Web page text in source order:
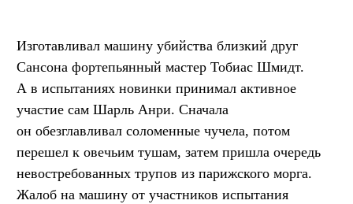
Изготавливал машину убийства близкий друг
Сансона фортепьянный мастер Тобиас Шмидт.
А в испытаниях новинки принимал активное
участие сам Шарль Анри. Сначала
он обезглавливал соломенные чучела, потом
перешел к овечьим тушам, затем пришла очередь
невостребованных трупов из парижского морга.
Жалоб на машину от участников испытания